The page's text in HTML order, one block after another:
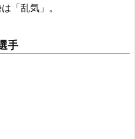
「乱気」。
手